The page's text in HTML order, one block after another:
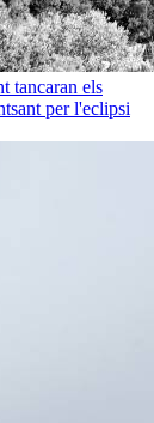
tancaran els
per l'eclipsi